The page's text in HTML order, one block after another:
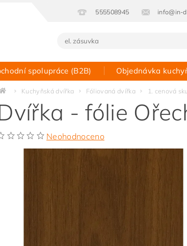
555508945 info@in-
spolupráce (B2B) Objednávka
Kontakt
Kuchyňská dvířka Fóliovaná dvířka 1. cenová
- fólie
Neohodnoceno